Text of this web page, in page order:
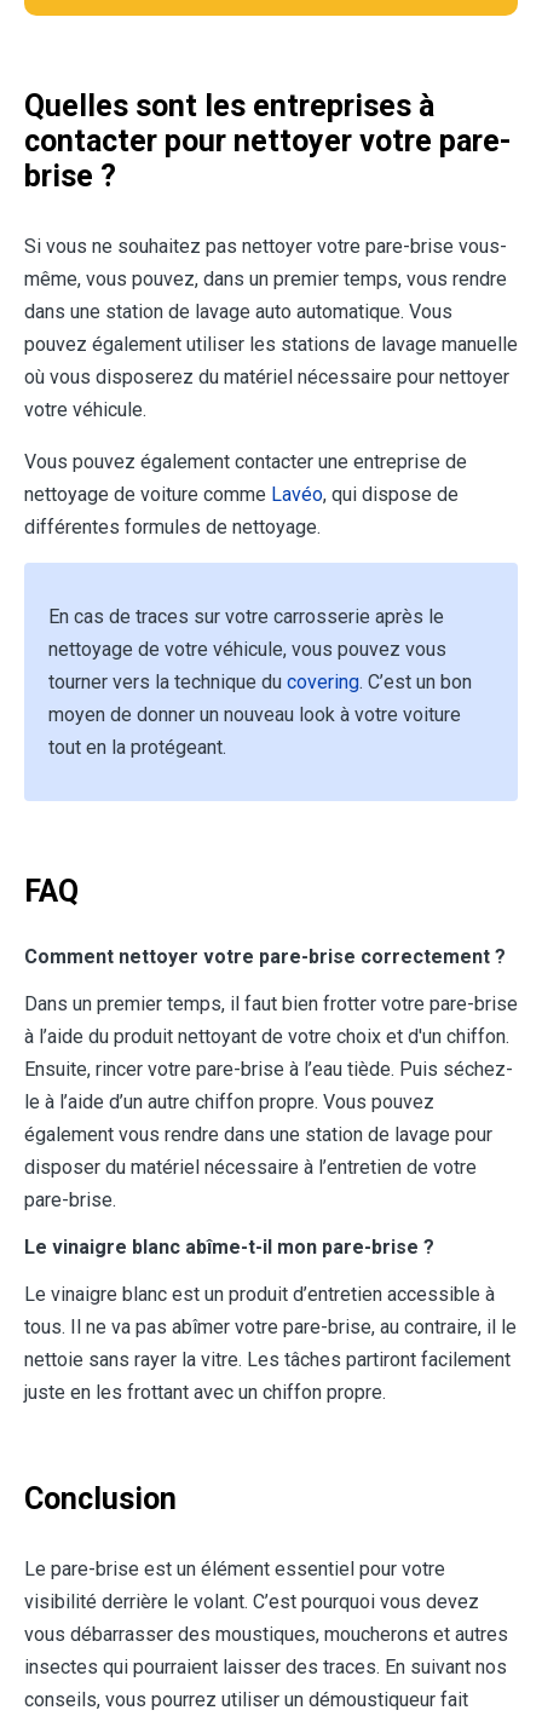
Quelles sont les entreprises à
contacter pour nettoyer votre pare-
brise ?
Si vous ne souhaitez pas nettoyer votre pare-brise vous-
même, vous pouvez, dans un premier temps, vous rendre
dans une station de lavage auto automatique. Vous
pouvez également utiliser les stations de lavage manuelle
où vous disposerez du matériel nécessaire pour nettoyer
votre véhicule.
Vous pouvez également contacter une entreprise de
nettoyage de voiture comme Lavéo, qui dispose de
différentes formules de nettoyage.
En cas de traces sur votre carrosserie après le
nettoyage de votre véhicule, vous pouvez vous
tourner vers la technique du covering. C’est un bon
moyen de donner un nouveau look à votre voiture
tout en la protégeant.
FAQ
Comment nettoyer votre pare-brise correctement ?
Dans un premier temps, il faut bien frotter votre pare-brise
à l’aide du produit nettoyant de votre choix et d'un chiffon.
Ensuite, rincer votre pare-brise à l’eau tiède. Puis séchez-
le à l’aide d’un autre chiffon propre. Vous pouvez
également vous rendre dans une station de lavage pour
disposer du matériel nécessaire à l’entretien de votre
pare-brise.
Le vinaigre blanc abîme-t-il mon pare-brise ?
Le vinaigre blanc est un produit d’entretien accessible à
tous. Il ne va pas abîmer votre pare-brise, au contraire, il le
nettoie sans rayer la vitre. Les tâches partiront facilement
juste en les frottant avec un chiffon propre.
Conclusion
Le pare-brise est un élément essentiel pour votre
visibilité derrière le volant. C’est pourquoi vous devez
vous débarrasser des moustiques, moucherons et autres
insectes qui pourraient laisser des traces. En suivant nos
conseils, vous pourrez utiliser un démoustiqueur fait